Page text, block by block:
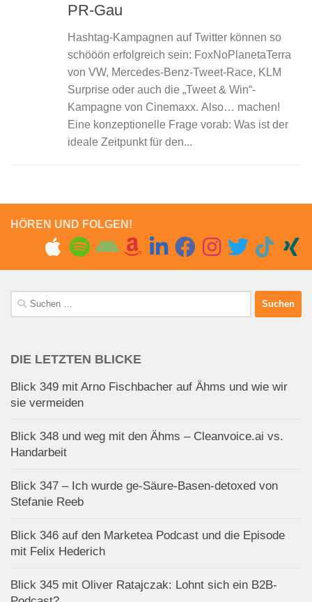
PR-Gau
Hashtag-Kampagnen auf Twitter können so
schööön erfolgreich sein: FoxNoPlanetaTerra
von VW, Mercedes-Benz-Tweet-Race, KLM
Surprise oder auch die „Tweet & Win“-
Kampagne von Cinemaxx. Also… machen!
Eine konzeptionelle Frage vorab: Was ist der
ideale Zeitpunkt für den...
HÖREN UND FOLGEN!
Suchen
nach:
DIE LETZTEN BLICKE
Blick 349 mit Arno Fischbacher auf Ähms und wie wir
sie vermeiden
Blick 348 und weg mit den Ähms – Cleanvoice.ai vs.
Handarbeit
Blick 347 – Ich wurde ge-Säure-Basen-detoxed von
Stefanie Reeb
Blick 346 auf den Marketea Podcast und die Episode
mit Felix Hederich
Blick 345 mit Oliver Ratajczak: Lohnt sich ein B2B-